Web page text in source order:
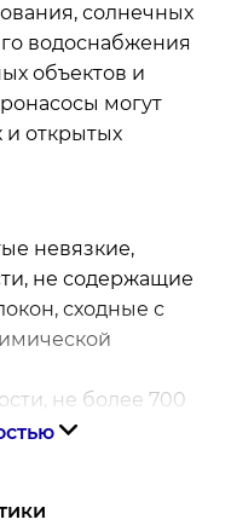
солнечных
водоснабжения
объектов и
могут
и открытых
невязкие,
не содержащие
сходные с
не более 700
кислорода, не